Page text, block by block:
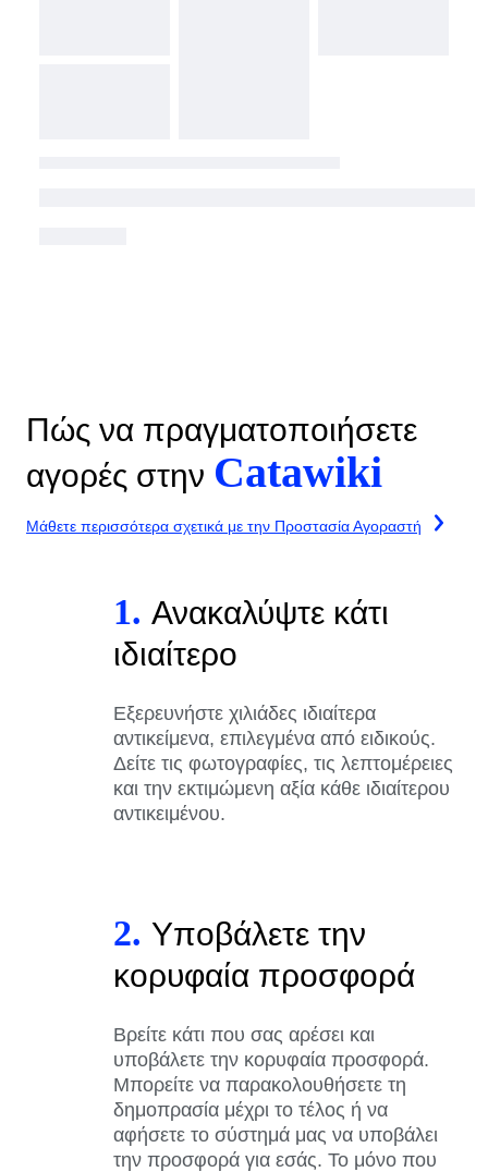
Πώς να πραγματοποιήσετε
αγορές στην Catawiki
Μάθετε περισσότερα σχετικά με την Προστασία Αγοραστή
1. Ανακαλύψτε κάτι
ιδιαίτερο
Εξερευνήστε χιλιάδες ιδιαίτερα
αντικείμενα, επιλεγμένα από ειδικούς.
Δείτε τις φωτογραφίες, τις λεπτομέρειες
και την εκτιμώμενη αξία κάθε ιδιαίτερου
αντικειμένου.
2. Υποβάλετε την
κορυφαία προσφορά
Βρείτε κάτι που σας αρέσει και
υποβάλετε την κορυφαία προσφορά.
Μπορείτε να παρακολουθήσετε τη
δημοπρασία μέχρι το τέλος ή να
αφήσετε το σύστημά μας να υποβάλει
την προσφορά για εσάς. Το μόνο που